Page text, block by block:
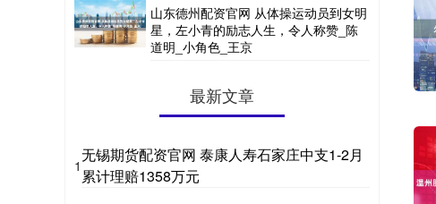
山东德州配资官网 从体操运动员到女明
星，左小青的励志人生，令人称赞_陈
道明_小角色_王京
最新文章
1
无锡期货配资官网 泰康人寿石家庄中支1-2月
累计理赔1358万元